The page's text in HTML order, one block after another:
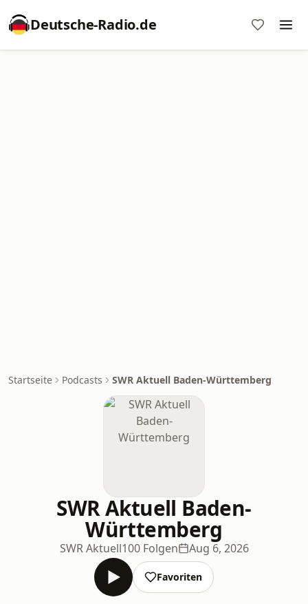
Deutsche-Radio.de
Startseite Podcasts SWR Aktuell Baden-Württemberg
SWR Aktuell Baden-
Württemberg
SWR Aktuell100 Folgen Aug 6, 2026
Favoriten